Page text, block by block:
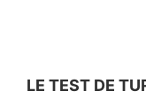
LE TEST DE